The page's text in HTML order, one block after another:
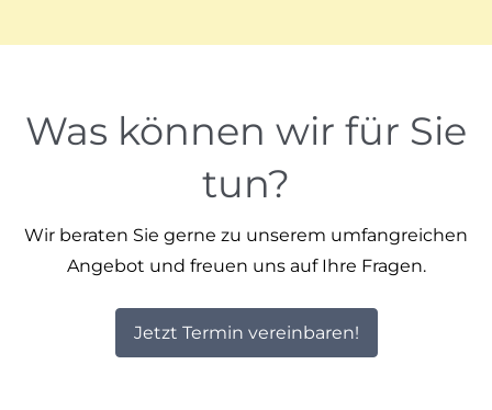
Was können wir für Sie
tun?
Wir beraten Sie gerne zu unserem umfangreichen
Angebot und freuen uns auf Ihre Fragen.
Jetzt Termin vereinbaren!